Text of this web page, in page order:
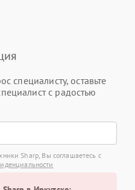
специалисту, оставьте
с радостью
Sharp, Вы соглашаетесь с